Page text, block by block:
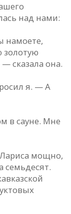
над нами:
намоете,
золотую
сказала она.
я. — А
в сауне. Мне
мощно,
семьдесят.